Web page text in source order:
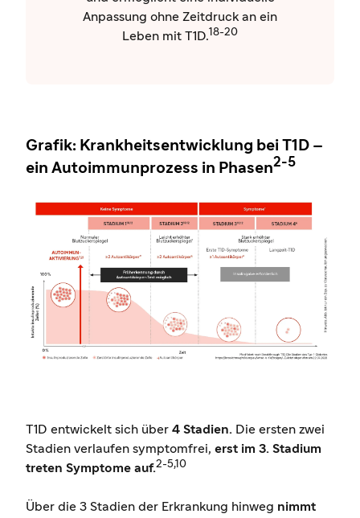
Anpassung ohne Zeitdruck an ein
Leben mit T1D.18-20
Grafik: Krankheitsentwicklung bei T1D –
ein Autoimmunprozess in Phasen2-5
T1D entwickelt sich über 4 Stadien. Die ersten zwei
Stadien verlaufen symptomfrei, erst im 3. Stadium
treten Symptome auf.2-5,10
Über die 3 Stadien der Erkrankung hinweg nimmt